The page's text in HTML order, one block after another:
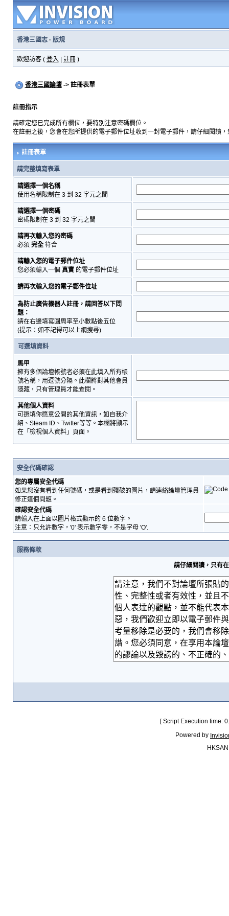
香港三國志· 版規
歡迎訪客 ( 登入 註冊)
香港三國論壇-> 註冊表單
註冊指示
請確定您已完成所有欄位，要特別注意密碼欄位。
在註冊之後，您會在您所提供的電子郵件位址收到一封電子郵件，請仔細閱讀
註冊表單
請完整填寫表單
請選擇一個名稱
使用名稱限制在 3 到 32 字元之間
請選擇一個密碼
密碼限制在 3 到 32 字元之間
請再次輸入您的密碼
必須 完全符合
請輸入您的電子郵件位址
您必須輸入一個 真實的電子郵件位址
請再次輸入您的電子郵件位址
為防止廣告機器人註冊，請回答以下問
題：
請在右邊填寫圓周率至小數點後五位
(提示：如不記得可以上網搜尋)
可選填資料
馬甲
擁有多個論壇帳號者必須在此填入所有帳
號名稱，用逗號分隔。此欄將對其他會員
隱藏，只有管理員才能查閱。
其他個人資料
可選填你愿意公開的其他資訊，如自我介
紹、Steam ID、Twitter等等。本欄將顯示
在「檢視個人資料」頁面。
安全代碼確認
您的專屬安全代碼
如果您沒有看到任何號碼，或是看到殘破的圖片，請連絡論壇管理員
修正這個問題。
確認安全代碼
請輸入在上面以圖片格式顯示的 6 位數字。
注意：只允許數字，'0' 表示數字零，不是字母 'O'.
服務條款
請仔細閱讀，只有
[ Script Execution time:
Powered by